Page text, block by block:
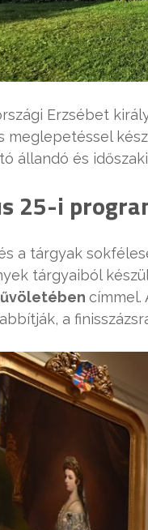
Erzsébet
meglepetéssel
állandó és
25-i
a tárgyak
tárgyaiból
címmel.
a